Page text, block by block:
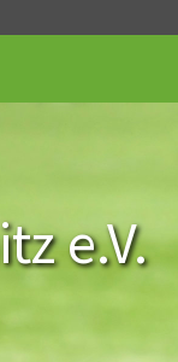
e.V.